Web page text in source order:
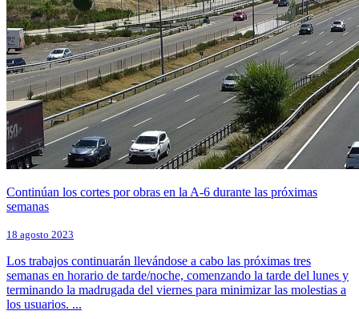
Continúan los cortes por obras en la A-6 durante las próximas
semanas
18 agosto 2023
Los trabajos continuarán llevándose a cabo las próximas tres
semanas en horario de tarde/noche, comenzando la tarde del lunes y
terminando la madrugada del viernes para minimizar las molestias a
los usuarios. ...